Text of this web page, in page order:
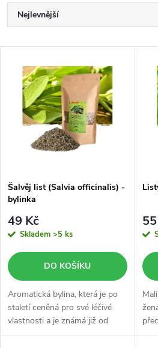
Ř
a
p
r
o
d
u
Nejlevnější
Abecedně
V
s
p
r
o
d
u
Šalvěj list (Salvia officinalis) -
bylinka
49 Kč
Skladem >5 ks
DO KOŠÍKU
Aromatická bylina, která je po
staletí ceněná pro své léčivé
vlastnosti a je známá již od
starověku.